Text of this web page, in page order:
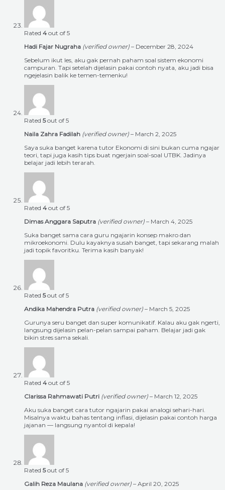
Rated 4 out of 5
Hadi Fajar Nugraha (verified owner) – December 28, 2024
Sebelum ikut les, aku gak pernah paham soal sistem ekonomi
campuran. Tapi setelah dijelasin pakai contoh nyata, aku jadi bisa
ngejelasin balik ke temen-temenku!
Rated 5out of 5
Naila Zahra Fadilah (verified owner) – March 2, 2025
Saya suka banget karena tutor Ekonomi di sini bukan cuma ngajar
teori, tapi juga kasih tips buat ngerjain soal-soal UTBK. Jadinya
belajar jadi lebih terarah.
Rated 4 out of 5
Dimas Anggara Saputra (verified owner) – March 4, 2025
Suka banget sama cara guru ngajarin konsep makro dan
mikroekonomi. Dulu kayaknya susah banget, tapi sekarang malah
jadi topik favoritku. Terima kasih banyak!
Rated 5out of 5
Andika Mahendra Putra (verified owner) – March 5, 2025
Gurunya seru banget dan super komunikatif. Kalau aku gak ngerti,
langsung dijelasin pelan-pelan sampai paham. Belajar jadi gak
bikin stres sama sekali.
Rated 4 out of 5
Clarissa Rahmawati Putri (verified owner) – March 12, 2025
Aku suka banget cara tutor ngajarin pakai analogi sehari-hari.
Misalnya waktu bahas tentang inflasi, dijelasin pakai contoh harga
jajanan — langsung nyantol di kepala!
Rated 5out of 5
Galih Reza Maulana (verified owner) – April 20, 2025